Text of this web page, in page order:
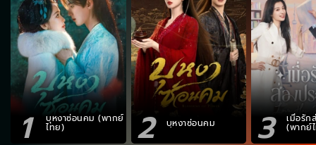
1 บุหงาซ่อนคม (พากย์
ไทย) 2 บุหงาซ่อนคม 3 เมื่อรัก
(พากย์